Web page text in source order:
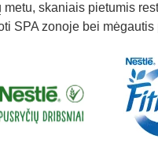
metu, skaniais pietumis
SPA zonoje bei mėgautis